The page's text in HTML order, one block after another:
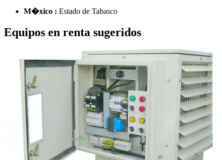
M�xico : Estado de Tabasco
Equipos en renta sugeridos